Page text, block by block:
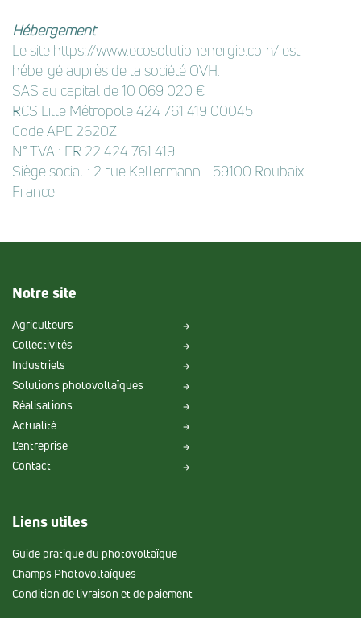
Hébergement
Le site https://www.ecosolutionenergie.com/ est
hébergé auprès de la société OVH.
SAS au capital de 10 069 020 €
RCS Lille Métropole 424 761 419 00045
Code APE 2620Z
N° TVA : FR 22 424 761 419
Siège social : 2 rue Kellermann - 59100 Roubaix –
France
Notre site
Agriculteurs
Collectivités
Industriels
Solutions photovoltaïques
Réalisations
Actualité
L’entreprise
Contact
Liens utiles
Guide pratique du photovoltaïque
Champs Photovoltaïques
Condition de livraison et de paiement